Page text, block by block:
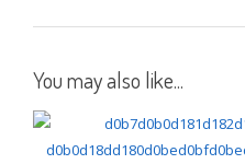
You may also like...